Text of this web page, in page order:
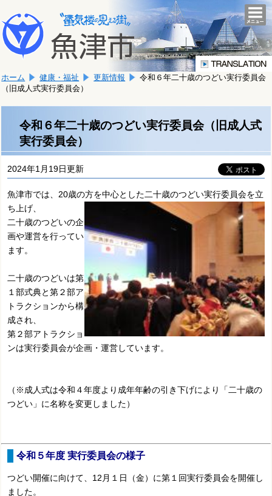
文
へ
移
ま
す。
こ
か
文
で
す。
ホーム 健康・福祉 更新情報
令和６年二十歳のつどい実行委員会
（旧成人式実行委員会）
令和６年二十歳のつどい実行委員会（旧成人式
実行委員会）
2024年1月19日更新
魚津市では、20歳の方を中心とした二十歳のつどい実行委員会を立
ち上げ、
二十歳のつどいの企
画や運営を行ってい
ます。
二十歳のつどいは第
１部式典と第２部ア
トラクションから構
成され、
第２部アトラクショ
ンは実行委員会が企画・運営しています。
（※成人式は令和４年度より成年年齢の引き下げにより「二十歳の
つどい」に名称を変更しました）
令和５年度 実行委員会の様子
つどい開催に向けて、12月１日（金）に第１回実行委員会を開催し
ました。